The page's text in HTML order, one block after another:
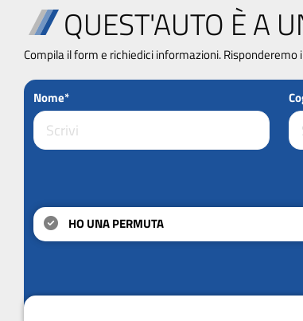
QUEST'AUTO È A
Compila il form e richiedici informazioni.
Nome*
HO UNA PERMUTA